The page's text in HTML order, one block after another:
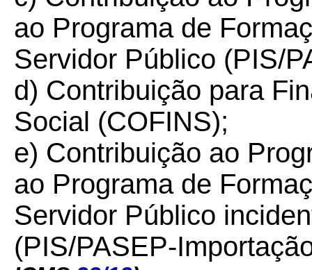
ao Programa de
Servidor Público (PIS/
d) Contribuição para
Social (COFINS);
e) Contribuição ao
ao Programa de
Servidor Público
(PIS/PASEP-